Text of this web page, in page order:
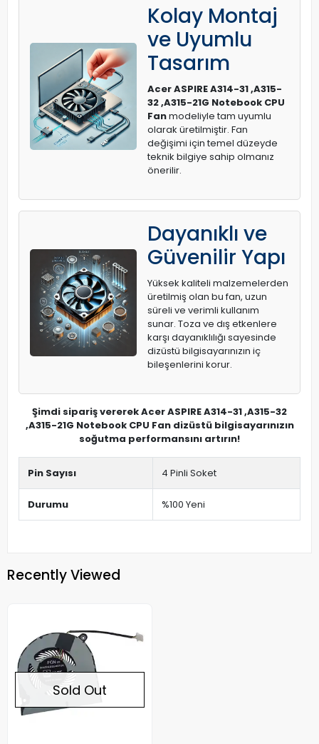
Kolay Montaj
ve Uyumlu
Tasarım
Acer ASPIRE A314-31 ,A315-
32 ,A315-21G Notebook CPU
Fanmodeliyle tam uyumlu
olarak üretilmiştir. Fan
değişimi için temel düzeyde
teknik bilgiye sahip olmanız
önerilir.
Dayanıklı ve
Güvenilir Yapı
Yüksek kaliteli malzemelerden
üretilmiş olan bu fan, uzun
süreli ve verimli kullanım
sunar. Toza ve dış etkenlere
karşı dayanıklılığı sayesinde
dizüstü bilgisayarınızın iç
bileşenlerini korur.
Şimdi sipariş vererek Acer ASPIRE A314-31 ,A315-32
,A315-21G Notebook CPU Fan dizüstü bilgisayarınızın
soğutma performansını artırın!
Pin Sayısı 4 Pinli Soket
Durumu %100 Yeni
Recently Viewed
Sold Out